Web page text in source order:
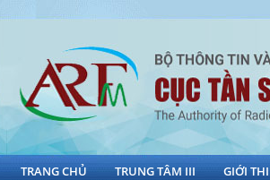
TRANG CHỦ TRUNG TÂM III GIỚI